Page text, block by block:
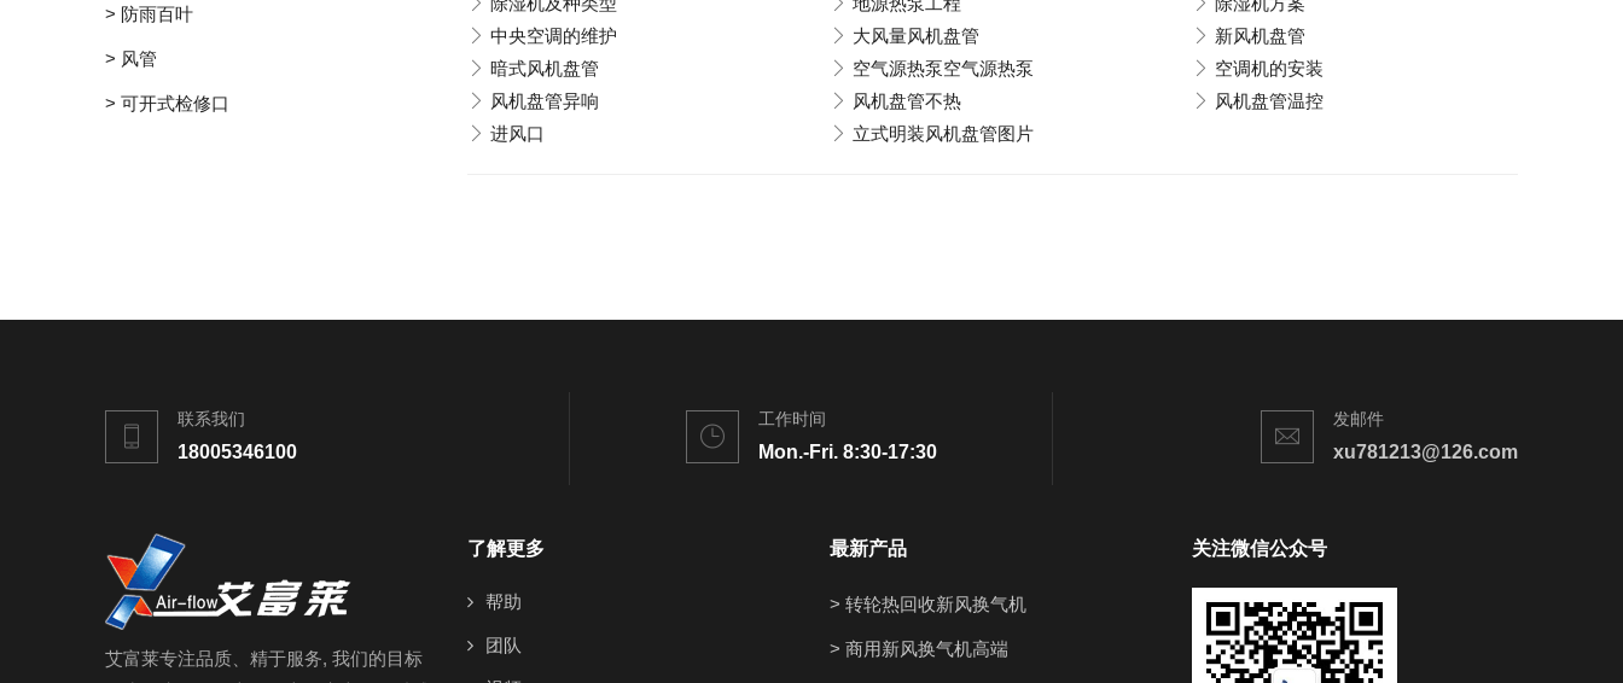
中央空调的维护
大风量风机盘管
新风机盘管
暗式风机盘管
空气源热泵空气源热泵
空调机的安装
风机盘管异响
风机盘管不热
风机盘管温控
进风口
立式明装风机盘管图片
> 防雨百叶
> 风管
> 可开式检修口
联系我们
18005346100
工作时间
Mon.-Fri. 8:30-17:30
发邮件
xu781213@126.com
艾富莱专注品质、精于服务, 我们的目标
了解更多
帮助
团队
最新产品
> 转轮热回收新风换气机
> 商用新风换气机高端
关注微信公众号